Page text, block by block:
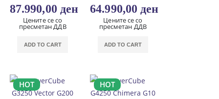
87.990,00 ден
Цените се со
пресметан ДДВ
ADD TO CART
64.990,00 ден
Цените се со
пресметан ДДВ
ADD TO CART
HOT HOT